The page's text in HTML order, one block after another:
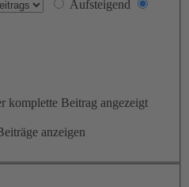
Aufsteigend
komplette Beitrag angezeigt
anzeigen